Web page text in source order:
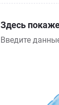
Здесь
Введите